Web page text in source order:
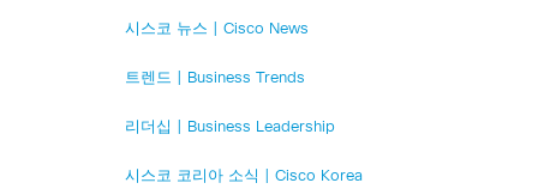
시스코 뉴스 | Cisco News
트렌드 | Business Trends
리더십 | Business Leadership
시스코 코리아 소식 | Cisco Korea